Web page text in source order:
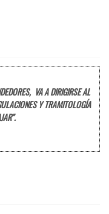
VA A DIRIGIRSE AL
Y TRAMITOLOGÍA